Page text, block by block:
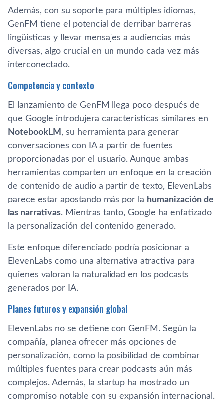
Además, con su soporte para múltiples idiomas,
GenFM tiene el potencial de derribar barreras
lingüísticas y llevar mensajes a audiencias más
diversas, algo crucial en un mundo cada vez más
interconectado.
Competencia y contexto
El lanzamiento de GenFM llega poco después de
que Google introdujera características similares en
NotebookLM , su herramienta para generar
conversaciones con IA a partir de fuentes
proporcionadas por el usuario. Aunque ambas
herramientas comparten un enfoque en la creación
de contenido de audio a partir de texto, ElevenLabs
parece estar apostando más por la humanización de
las narrativas. Mientras tanto, Google ha enfatizado
la personalización del contenido generado.
Este enfoque diferenciado podría posicionar a
ElevenLabs como una alternativa atractiva para
quienes valoran la naturalidad en los podcasts
generados por IA.
Planes futuros y expansión global
ElevenLabs no se detiene con GenFM. Según la
compañía, planea ofrecer más opciones de
personalización, como la posibilidad de combinar
múltiples fuentes para crear podcasts aún más
complejos. Además, la startup ha mostrado un
compromiso notable con su expansión internacional.